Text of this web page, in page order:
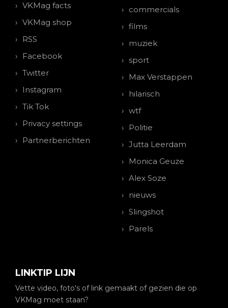
VKMag facts
VKMag shop
RSS
Facebook
Twitter
Instagram
Tik Tok
Privacy settings
Partnerberichten
commercials
films
muziek
sport
Max Verstappen
hilarisch
wtf
Politie
Jutta Leerdam
Monica Geuze
Alex Soze
nieuws
Slingshot
Parels
LINKTIP LIJN
Vette video, foto's of link gemaakt of gezien die op
VKMag moet staan?